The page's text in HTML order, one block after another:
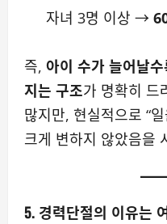
자녀 3명 이상 →
즉, 아이 수가 늘어날
지는 구조가 명확히 드
많지만, 현실적으로 “
크게 변하지 않았음을
5. 경력단절의 이유는